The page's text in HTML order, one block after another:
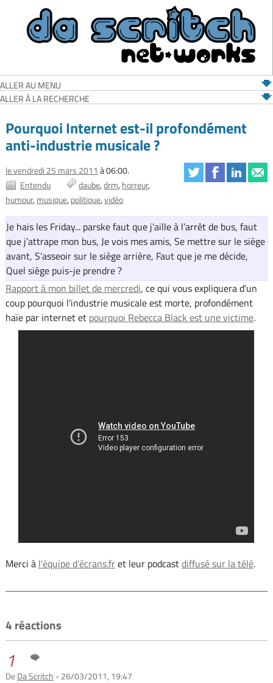
ALLER AU MENU
ALLER À LA RECHERCHE
Pourquoi Internet est-il profondément
anti-industrie musicale ?
le vendredi 25 mars 2011 à 06:00.
Entendu
daube drm horreur
humour musique politique vidéo
Je hais les Friday... parske faut que j’aille à l’arrêt de bus, faut
que j’attrape mon bus, Je vois mes amis, Se mettre sur le siège
avant, S’asseoir sur le siège arrière, Faut que je me décide,
Quel siège puis-je prendre ?
Rapport à mon billet de mercredi, ce qui vous expliquera d'un
coup pourquoi l'industrie musicale est morte, profondément
haïe par internet et pourquoi Rebecca Black est une victime.
Merci à l'équipe d'écrans.fret leur podcastdiffusé sur la télé.
4 réactions
1
DeDa Scritch - 26/03/2011, 19:47